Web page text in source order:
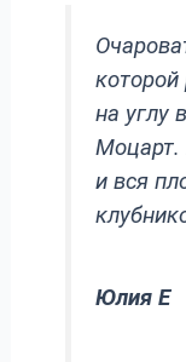
на углу
и вся
Юлия Е